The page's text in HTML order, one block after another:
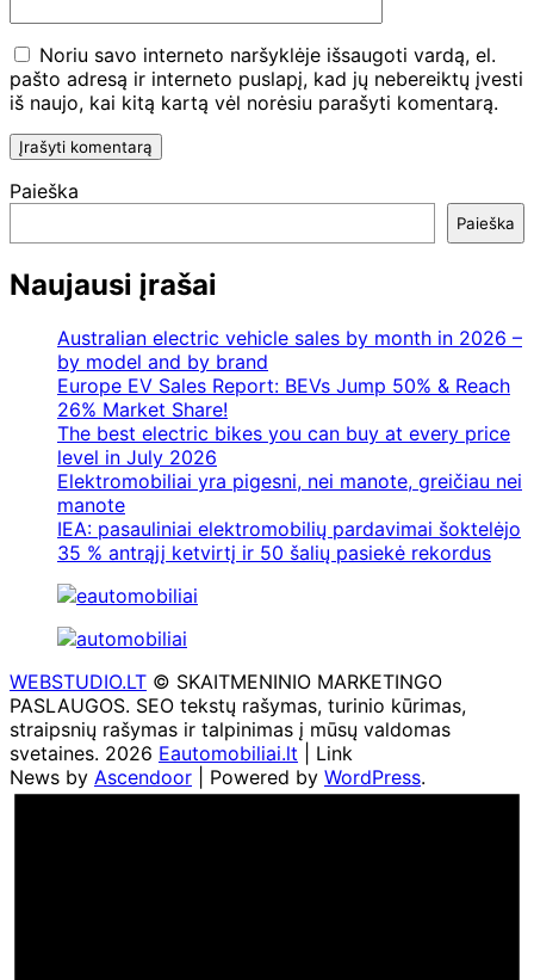
Noriu savo interneto naršyklėje išsaugoti vardą, el.
pašto adresą ir interneto puslapį, kad jų nebereiktų įvesti
iš naujo, kai kitą kartą vėl norėsiu parašyti komentarą.
Paieška
Paieška
Naujausi įrašai
Australian electric vehicle sales by month in 2026 –
by model and by brand
Europe EV Sales Report: BEVs Jump 50% & Reach
26% Market Share!
The best electric bikes you can buy at every price
level in July 2026
Elektromobiliai yra pigesni, nei manote, greičiau nei
manote
IEA: pasauliniai elektromobilių pardavimai šoktelėjo
35 % antrąjį ketvirtį ir 50 šalių pasiekė rekordus
WEBSTUDIO.LT © SKAITMENINIO MARKETINGO
PASLAUGOS. SEO tekstų rašymas, turinio kūrimas,
straipsnių rašymas ir talpinimas į mūsų valdomas
svetaines. 2026 Eautomobiliai.lt | Link
News by Ascendoor | Powered by WordPress.